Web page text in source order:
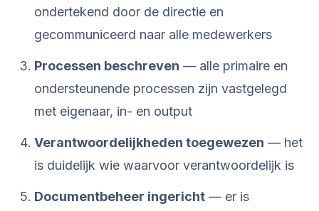
ondertekend door de directie en
gecommuniceerd naar alle medewerkers
Processen beschreven — alle primaire en
ondersteunende processen zijn vastgelegd
met eigenaar, in- en output
Verantwoordelijkheden toegewezen — het
is duidelijk wie waarvoor verantwoordelijk is
Documentbeheer ingericht — er is